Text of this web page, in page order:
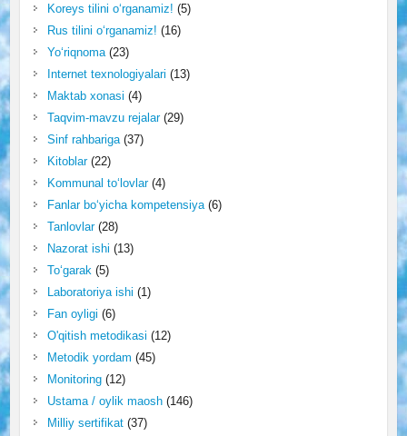
Koreys tilini o‘rganamiz! (5)
Rus tilini o‘rganamiz! (16)
Yo‘riqnoma(23)
Internet texnologiyalari (13)
Maktab xonasi (4)
Taqvim-mavzu rejalar(29)
Sinf rahbariga(37)
Kitoblar(22)
Kommunal to‘lovlar(4)
Fanlar bo‘yicha kompetensiya(6)
Tanlovlar(28)
Nazorat ishi (13)
To‘garak (5)
Laboratoriya ishi (1)
Fan oyligi (6)
O'qitish metodikasi (12)
Metodik yordam (45)
Monitoring(12)
Ustama / oylik maosh(146)
Milliy sertifikat(37)